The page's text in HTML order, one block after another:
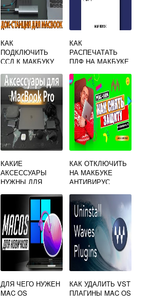
КАК
ПОДКЛЮЧИТЬ
ССД К МАКБУКУ
КАК
РАСПЕЧАТАТЬ
ПДФ НА МАКБУКЕ
КАКИЕ
АКСЕССУАРЫ
НУЖНЫ ДЛЯ
КАК ОТКЛЮЧИТЬ
НА МАКБУКЕ
АНТИВИРУС
ДЛЯ ЧЕГО НУЖЕН
MAC OS
КАК УДАЛИТЬ VST
ПЛАГИНЫ MAC OS